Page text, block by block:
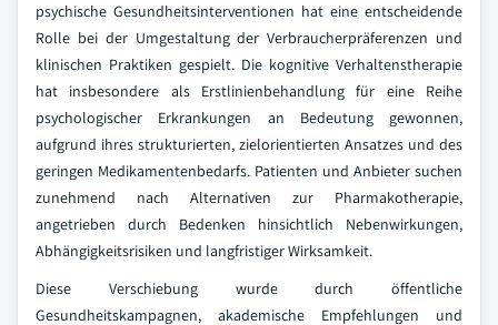
psychische Gesundheitsinterventionen hat eine entscheidende
Rolle bei der Umgestaltung der Verbraucherpräferenzen und
klinischen Praktiken gespielt. Die kognitive Verhaltenstherapie
hat insbesondere als Erstlinienbehandlung für eine Reihe
psychologischer Erkrankungen an Bedeutung gewonnen,
aufgrund ihres strukturierten, zielorientierten Ansatzes und des
geringen Medikamentenbedarfs. Patienten und Anbieter suchen
zunehmend nach Alternativen zur Pharmakotherapie,
angetrieben durch Bedenken hinsichtlich Nebenwirkungen,
Abhängigkeitsrisiken und langfristiger Wirksamkeit.
Diese Verschiebung wurde durch öffentliche
Gesundheitskampagnen, akademische Empfehlungen und